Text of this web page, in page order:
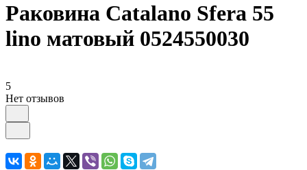
Раковина Catalano Sfera 55
lino матовый 0524550030
5
Нет отзывов